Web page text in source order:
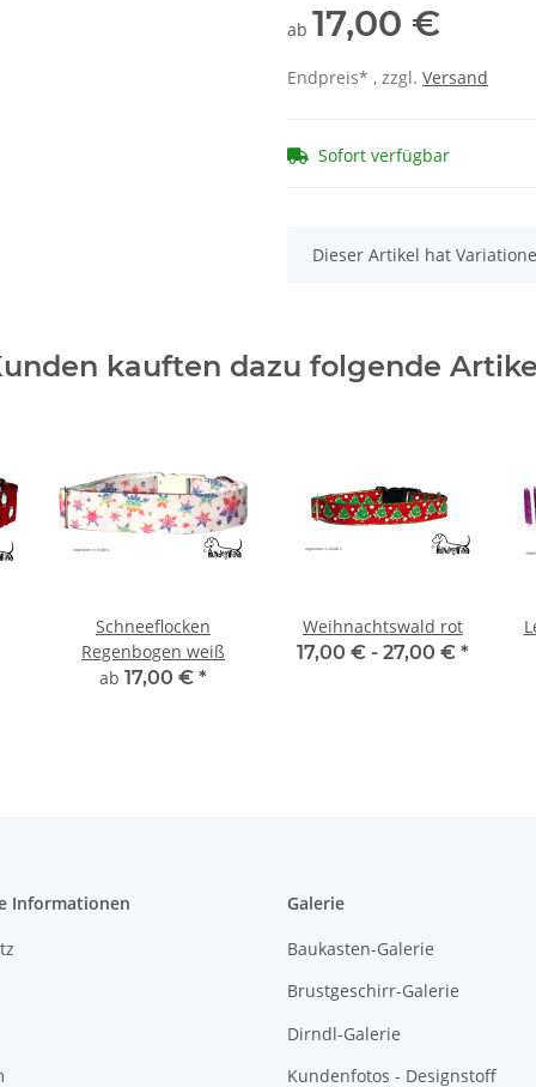
ab 17,00 €
Endpreis* , zzgl. Versand
Sofort verfügbar
x
Dieser Artikel hat
kauften dazu folgende
Schneeflocken
Regenbogen weiß
ab 17,00 € *
Weihnachtswald rot
17,00 € - 27,00 € *
Informationen Galerie
Baukasten-Galerie
Brustgeschirr-Galerie
Dirndl-Galerie
Kundenfotos - Designstoff